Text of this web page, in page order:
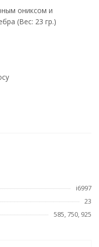
ониксом и
(Вес: 23 гр.)
i6997
23
585, 750, 925